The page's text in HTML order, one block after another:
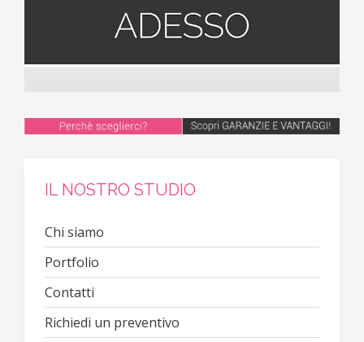
IL NOSTRO STUDIO
Chi siamo
Portfolio
Contatti
Richiedi un preventivo